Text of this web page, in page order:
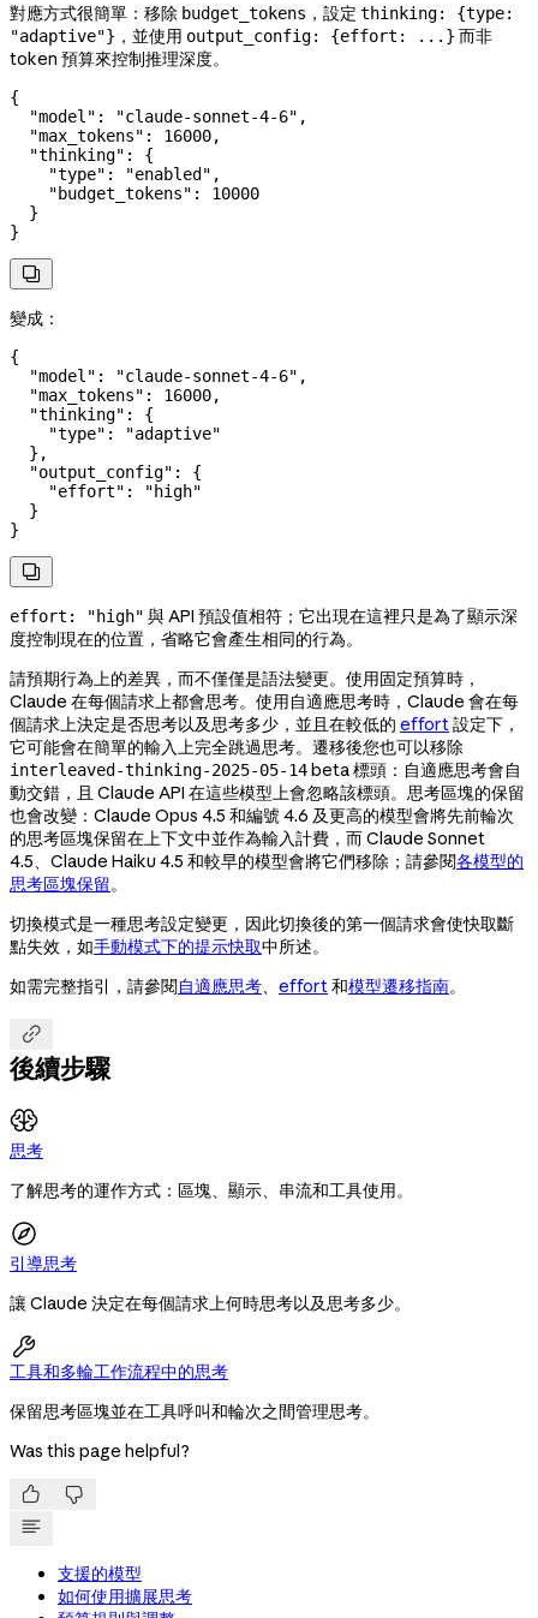
對應方式很簡單：移除 budget_tokens ，設定 thinking: {type:
"adaptive"} ，並使用 output_config: {effort: ...} 而非
token 預算來控制推理深度。
{
  "model"
: "claude-sonnet-4-6" ,
  "max_tokens"
: 16000,
  "thinking"
: {
    "type"
: "enabled" ,
    "budget_tokens"
: 10000
  }
}

變成：
{
  "model"
: "claude-sonnet-4-6" ,
  "max_tokens"
: 16000,
  "thinking"
: {
    "type"
:
"adaptive"
  },
  "output_config"
: {
    "effort"
:
"high"
  }
}

effort: "high" 與 API 預設值相符；它出現在這裡只是為了顯示深
度控制現在的位置，省略它會產生相同的行為。
請預期行為上的差異，而不僅僅是語法變更。使用固定預算時，
Claude 在每個請求上都會思考。使用自適應思考時，Claude 會在每
個請求上決定是否思考以及思考多少，並且在較低的 effort 設定下，
它可能會在簡單的輸入上完全跳過思考。遷移後您也可以移除
interleaved-thinking-2025-05-14beta 標頭：自適應思考會自
動交錯，且 Claude API 在這些模型上會忽略該標頭。思考區塊的保留
也會改變：Claude Opus 4.5 和編號 4.6 及更高的模型會將先前輪次
的思考區塊保留在上下文中並作為輸入計費，而 Claude Sonnet
4.5、Claude Haiku 4.5 和較早的模型會將它們移除；請參閱各模型的
思考區塊保留。
切換模式是一種思考設定變更，因此切換後的第一個請求會使快取斷
點失效，如手動模式下的提示快取中所述。
如需完整指引，請參閱自適應思考 effort 和模型遷移指南。

後續步驟
思考
了解思考的運作方式：區塊、顯示、串流和工具使用。
引導思考
讓 Claude 決定在每個請求上何時思考以及思考多少。

工具和多輪工作流程中的思考
保留思考區塊並在工具呼叫和輪次之間管理思考。
Was this page helpful?
 
支援的模型
如何使用擴展思考